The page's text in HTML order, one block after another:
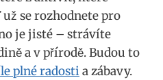
se rozhodnete pro
je jisté – strávíte
a v přírodě. Budou to
plné radosti a zábavy.